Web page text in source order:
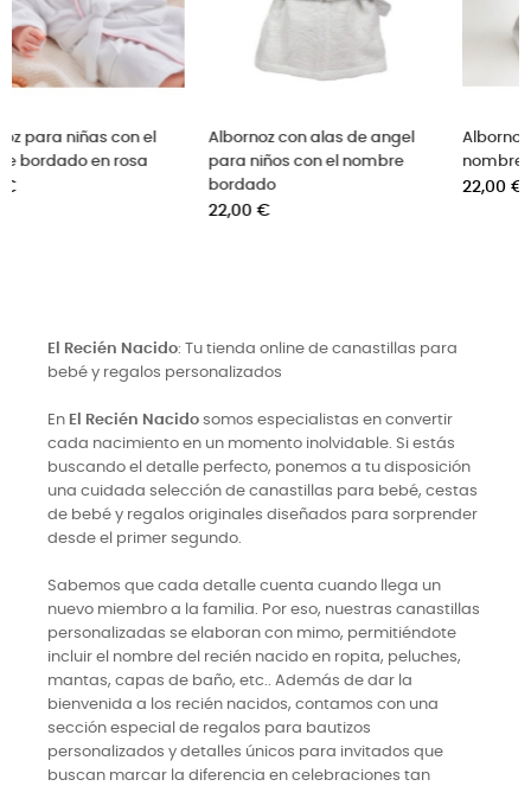
Albornoz para niñas con el
nombre bordado en rosa
Albornoz con alas de angel
para niños con el nombre
bordado
El Recién Nacido: Tu tienda online de canastillas para
bebé y regalos personalizados
En El Recién Nacido somos especialistas en convertir
cada nacimiento en un momento inolvidable. Si estás
buscando el detalle perfecto, ponemos a tu disposición
una cuidada selección de canastillas para bebé, cestas
de bebé y regalos originales diseñados para sorprender
desde el primer segundo.
Sabemos que cada detalle cuenta cuando llega un
nuevo miembro a la familia. Por eso, nuestras canastillas
personalizadas se elaboran con mimo, permitiéndote
incluir el nombre del recién nacido en ropita, peluches,
mantas, capas de baño, etc.. Además de dar la
bienvenida a los recién nacidos, contamos con una
sección especial de regalos para bautizos
personalizados y detalles únicos para invitados que
buscan marcar la diferencia en celebraciones tan